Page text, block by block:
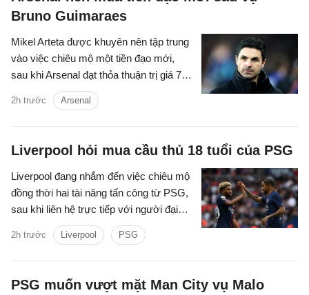
Bruno Guimaraes
Mikel Arteta được khuyên nên tập trung
vào việc chiêu mộ một tiền đạo mới,
sau khi Arsenal đạt thỏa thuận trị giá 75
triệu bảng để chiêu mộ Bruno
Guimaraes.
2h trước Arsenal
Liverpool hỏi mua cầu thủ 18 tuổi của PSG
Liverpool đang nhắm đến việc chiêu mộ
đồng thời hai tài năng tấn công từ PSG,
sau khi liên hệ trực tiếp với người đại
diện mới của Ibrahim Mbaye.
2h trước Liverpool PSG
PSG muốn vượt mặt Man City vụ Malo